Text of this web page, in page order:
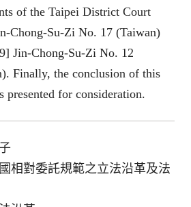
of the Taipei District Court
Chong-Su-Zi No. 17 (Taiwan)
Jin-Chong-Su-Zi No. 12
Finally, the conclusion of this
presented for consideration.
相對委託規範之立法沿革及法